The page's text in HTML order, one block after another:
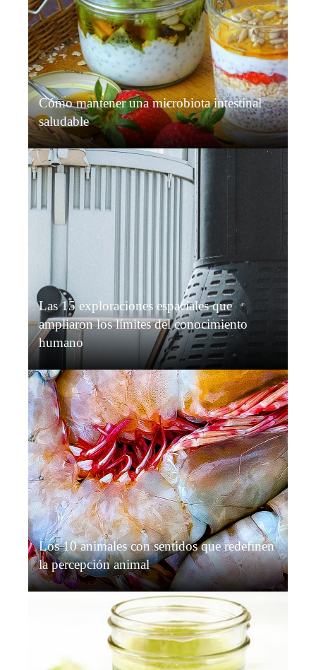
Cómo mantener una microbiota intestinal
saludable
Diego Salvatierra Hace 2 días
Las 15 exploraciones espaciales que
ampliaron los límites del conocimiento
humano
Hace 5 días
Los 10 animales con sentidos que redefinen
la percepción animal
Grace O’Connor Hace 6 días